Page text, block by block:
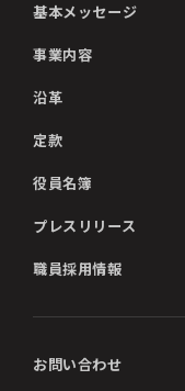
基本メッセージ
事業内容
沿革
定款
役員名簿
プレスリリース
職員採用情報
お問い合わせ